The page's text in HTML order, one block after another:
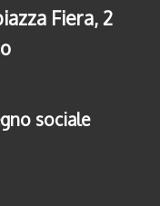
Fiera, 2
sociale